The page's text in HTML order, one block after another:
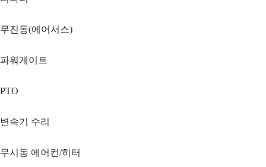
무진동(에어서스)
파워게이트
PTO
변속기 수리
무시동 에어컨/히터